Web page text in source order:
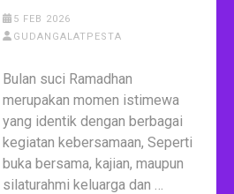
5 FEB 2026
GUDANGALATPESTA
Bulan suci Ramadhan
merupakan momen istimewa
yang identik dengan berbagai
kegiatan kebersamaan, Seperti
buka bersama, kajian, maupun
silaturahmi keluarga dan …